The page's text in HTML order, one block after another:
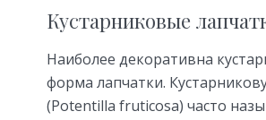
Кустарниковые
Наиболее декоративна
форма лапчатки.
(Potentilla fruticosa) часто